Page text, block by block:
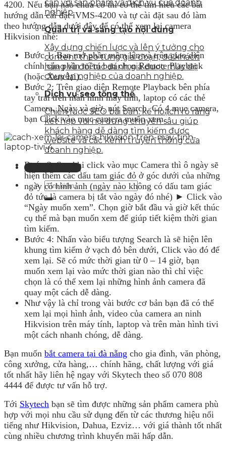
cận với sản phẩm và dịch vụ của doanh
nghiệp
Quản trị và sáng tạo nội dung
Xây dựng chiến lược và lên ý tưởng cho
content theo từng giai đoạn, để khách
hàng và đối tác đánh giá được mức độ
chuyên nghiệp của doanh nghiệp.
Dịch vụ seo tổng thể
Chiến lược SEO bài bản, kế hoạch rõ ràng
kết hợp với nội dung chuyên sâu giúp
khách hàng dễ dàng tìm kiếm được
website và các kênh truyền thông của
doanh nghiệp.
Liên hệ tư vấn
4200. Nếu bạn nào chưa có thì có thể tìm hiểu các bài
hướng dẫn cài đặt iVMS-4200 và tự cài đặt sau đó làm
theo hướng dẫn dưới đây để có thể xem lại camera
Hikvision nhé:
Bước 1: Bạn mở phần mềm lên và trên giao diện
chính của phần mềm bạn chọn Remote Playback
(hoặc Xem lại).
Bước 2: Trên giao diện Remote Playback bên phía
tay trái trên màn hình máy tính, laptop có các thẻ
Camera, Ngày và giờ, nút Search. Có 4 mục camera,
bạn Click vào mục camera muốn xem.
Bước 3: Sau khi click vào mục Camera thì ô ngày sẽ
hiện thêm các dấu tam giác đỏ ở góc dưới của những
ngày có hình ảnh (ngày nào không có dấu tam giác
đỏ tức là camera bị tắt vào ngày đó nhé) ► Click vào
“Ngày muốn xem”. Chọn giờ bắt đầu và giờ kết thúc
cụ thể mà bạn muốn xem để giúp tiết kiệm thời gian
tìm kiếm.
Bước 4: Nhấn vào biểu tượng Search là sẽ hiện lên
khung tìm kiếm ở vạch đỏ bên dưới, Click vào đó để
xem lại. Sẽ có mức thời gian từ 0 – 14 giờ, bạn
muốn xem lại vào mức thời gian nào thì chỉ việc
chọn là có thể xem lại những hình ảnh camera đã
quay một cách dễ dàng.
Như vậy là chỉ trong vài bước cơ bản bạn đã có thể
xem lại mọi hình ảnh, video của camera an ninh
Hikvision trên máy tính, laptop và trên màn hình tivi
một cách nhanh chóng, dễ dàng.
Bạn muốn bắt camera tại đà nẵng cho gia đình, văn phòng,
công xưởng, cửa hàng,… chính hãng, chất lượng với giá
tốt nhất hãy liên hệ ngay với Skytech theo số 070 808
4444 để được tư vấn hỗ trợ.
Tới Skytech bạn sẽ tìm được những sản phẩm camera phù
hợp với mọi nhu cầu sử dụng đến từ các thương hiệu nổi
tiếng như Hikvision, Dahua, Ezviz… với giá thành tốt nhất
cùng nhiều chương trình khuyến mãi hấp dẫn.